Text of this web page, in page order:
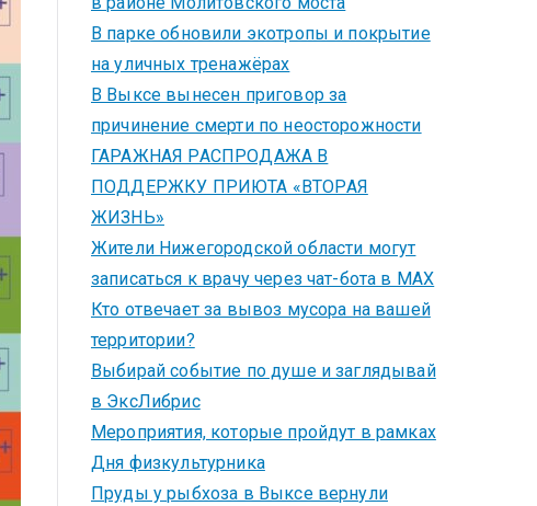
В парке обновили экотропы и покрытие
на уличных тренажёрах
В Выксе вынесен приговор за
причинение смерти по неосторожности
ГАРАЖНАЯ РАСПРОДАЖА В
ПОДДЕРЖКУ ПРИЮТА «ВТОРАЯ
ЖИЗНЬ»
Жители Нижегородской области могут
записаться к врачу через чат-бота в MAX
Кто отвечает за вывоз мусора на вашей
территории?
Выбирай событие по душе и заглядывай
в ЭксЛибрис
Мероприятия, которые пройдут в рамках
Дня физкультурника
Пруды у рыбхоза в Выксе вернули